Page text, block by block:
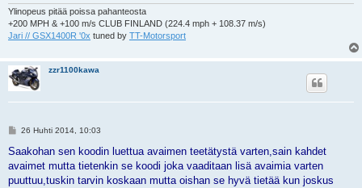
Ylinopeus pitää poissa pahanteosta
+200 MPH & +100 m/s CLUB FINLAND (224.4 mph + 108.37 m/s)
Jari // GSX1400R '0x tuned by TT-Motorsport
zzr1100kawa
V
e
t
i
26 Huhti 2014, 10:03
Saakohan sen koodin luettua avaimen teetätystä varten,sain kahdet
avaimet mutta tietenkin se koodi joka vaaditaan lisä avaimia varten
puuttuu,tuskin tarvin koskaan mutta oishan se hyvä tietää kun joskus